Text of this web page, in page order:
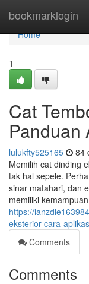
bookmarklogin
Home
Home
1
Cat
Panduan
lulukfty525165 84
Memilih cat dinding
tak hal sepele.
sinar matahari, dan
memiliki
https://
eksterior-cara-
Comments
Comments